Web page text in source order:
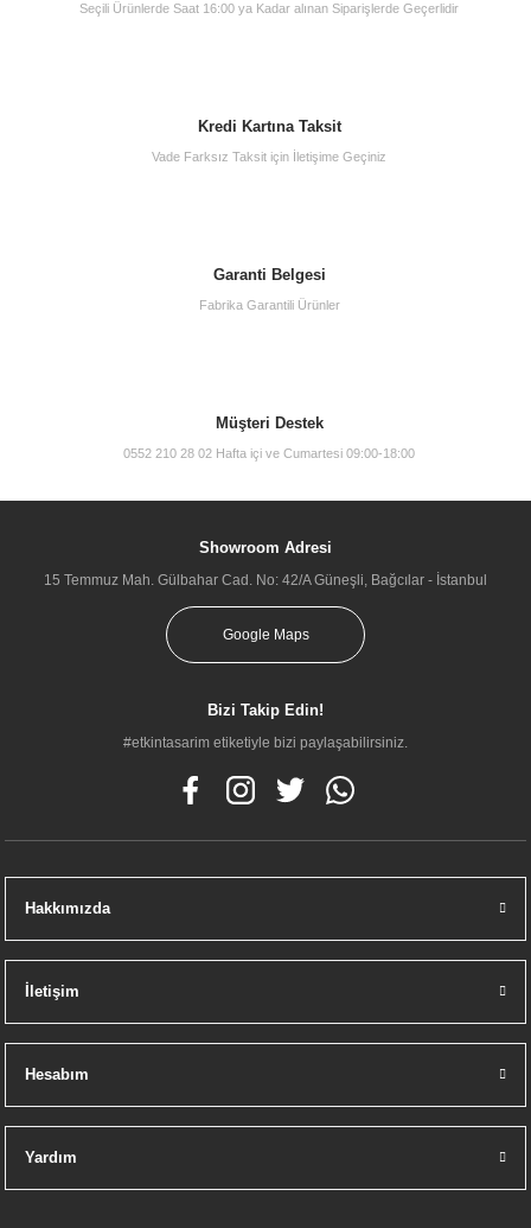
Seçili Ürünlerde Saat 16:00 ya Kadar alınan Siparişlerde Geçerlidir
Kredi Kartına Taksit
Vade Farksız Taksit için İletişime Geçiniz
Garanti Belgesi
Fabrika Garantili Ürünler
Müşteri Destek
0552 210 28 02 Hafta içi ve Cumartesi 09:00-18:00
Showroom Adresi
15 Temmuz Mah. Gülbahar Cad. No: 42/A Güneşli, Bağcılar - İstanbul
Google Maps
Bizi Takip Edin!
#etkintasarim etiketiyle bizi paylaşabilirsiniz.
Hakkımızda
İletişim
Hesabım
Yardım